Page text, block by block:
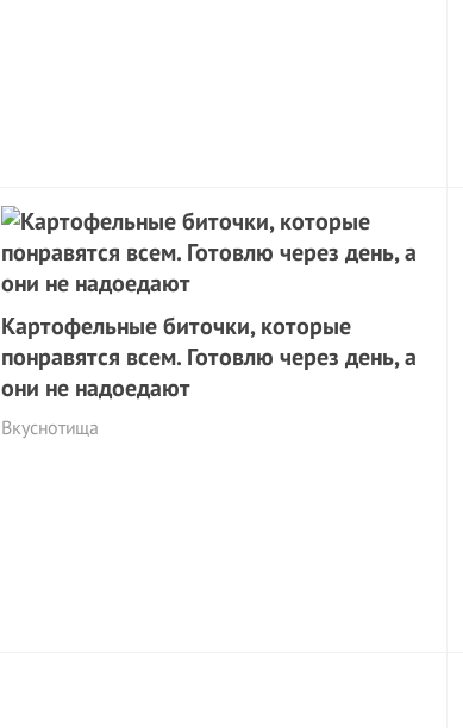
Картофельные биточки, которые
понравятся всем. Готовлю через день, а
они не надоедают
Вкуснотища